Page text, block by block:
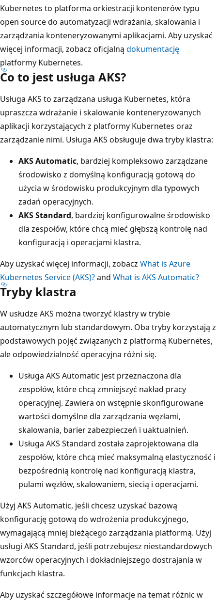
Kubernetes to platforma orkiestracji kontenerów typu
open source do automatyzacji wdrażania, skalowania i
zarządzania konteneryzowanymi aplikacjami. Aby uzyskać
więcej informacji, zobacz oficjalną dokumentację
platformy Kubernetes.
Co to jest usługa AKS?
Usługa AKS to zarządzana usługa Kubernetes, która
upraszcza wdrażanie i skalowanie konteneryzowanych
aplikacji korzystających z platformy Kubernetes oraz
zarządzanie nimi. Usługa AKS obsługuje dwa tryby klastra:
AKS Automatic, bardziej kompleksowo zarządzane
środowisko z domyślną konfiguracją gotową do
użycia w środowisku produkcyjnym dla typowych
zadań operacyjnych.
AKS Standard, bardziej konfigurowalne środowisko
dla zespołów, które chcą mieć głębszą kontrolę nad
konfiguracją i operacjami klastra.
Aby uzyskać więcej informacji, zobacz What is Azure
Kubernetes Service (AKS)?and What is AKS Automatic?
Tryby klastra
W usłudze AKS można tworzyć klastry w trybie
automatycznym lub standardowym. Oba tryby korzystają z
podstawowych pojęć związanych z platformą Kubernetes,
ale odpowiedzialność operacyjna różni się.
Usługa AKS Automatic jest przeznaczona dla
zespołów, które chcą zmniejszyć nakład pracy
operacyjnej. Zawiera on wstępnie skonfigurowane
wartości domyślne dla zarządzania węzłami,
skalowania, barier zabezpieczeń i uaktualnień.
Usługa AKS Standard została zaprojektowana dla
zespołów, które chcą mieć maksymalną elastyczność i
bezpośrednią kontrolę nad konfiguracją klastra,
pulami węzłów, skalowaniem, siecią i operacjami.
Użyj AKS Automatic, jeśli chcesz uzyskać bazową
konfigurację gotową do wdrożenia produkcyjnego,
wymagającą mniej bieżącego zarządzania platformą. Użyj
usługi AKS Standard, jeśli potrzebujesz niestandardowych
wzorców operacyjnych i dokładniejszego dostrajania w
funkcjach klastra.
Aby uzyskać szczegółowe informacje na temat różnic w